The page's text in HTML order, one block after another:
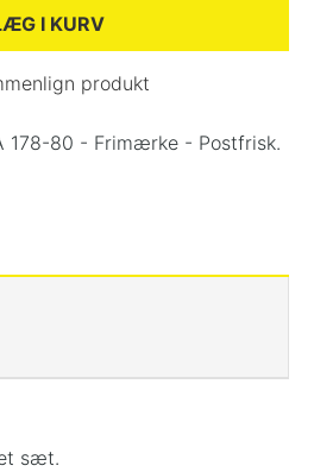
I KURV
produkt
178-80 - Frimærke - Postfrisk.
sæt.